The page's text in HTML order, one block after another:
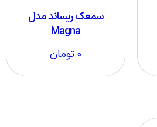
سمعک ریساند مدل
Magna
۰تومان